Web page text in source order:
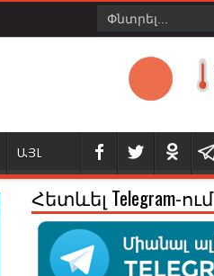
ԱՅԼ
Հետևել Telegram-ում